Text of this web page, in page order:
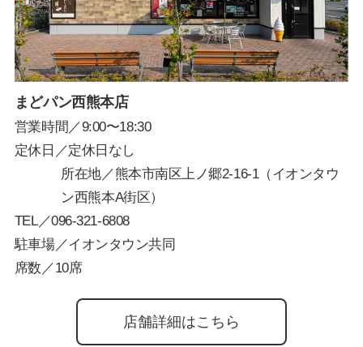
まどパン西熊本店
営業時間／9:00〜18:30
定休日／定休日なし
所在地／熊本市南区上ノ郷2-16-1（イオンタウ
ン西熊本A街区）
TEL／096-321-6808
駐車場／イオンタウン共同
席数／10席
店舗詳細はこちら